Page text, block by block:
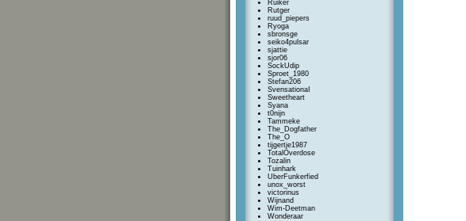
Ruiker
Rutger
ruud_piepers
Ryoga
sbronsge
seiko4pulsar
sjattie
sjor06
SockUdip
Sproet_1980
Stefan206
SvensationaI
Sweetheart
Syana
t0nijn
Tammeke
The_Dogfather
The_O
tijgertje1987
TotalOverdose
Tozalin
Tuinhark
UberFunkerfied
unox_worst
victorinus
Wijnand
Wim-Deetman
Wonderaar